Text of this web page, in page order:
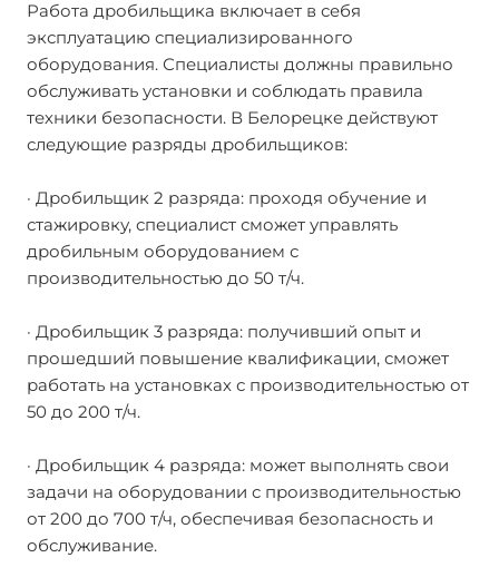
Работа дробильщика включает в себя
эксплуатацию специализированного
оборудования. Специалисты должны правильно
обслуживать установки и соблюдать правила
техники безопасности. В Белорецке действуют
следующие разряды дробильщиков:
· Дробильщик 2 разряда: проходя обучение и
стажировку, специалист сможет управлять
дробильным оборудованием с
производительностью до 50 т/ч.
· Дробильщик 3 разряда: получивший опыт и
прошедший повышение квалификации, сможет
работать на установках с производительностью от
50 до 200 т/ч.
· Дробильщик 4 разряда: может выполнять свои
задачи на оборудовании с производительностью
от 200 до 700 т/ч, обеспечивая безопасность и
обслуживание.